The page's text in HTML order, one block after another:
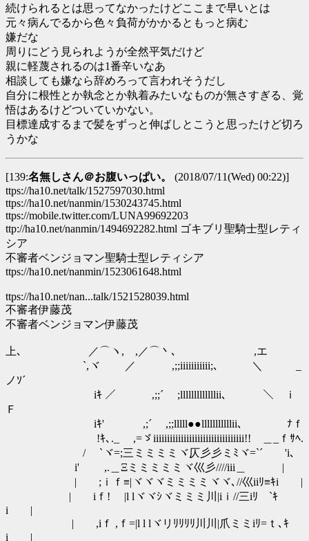
続けられるとは思ってなかったけどここまで早いとは
元々病んでるから色々負荷がかかるともっと病む
嫌だな
周りにどう見られようが全然平気だけど
親に軽蔑されるのは1番辛いなあ
相談しても嫌なら辞めろって言われそうだし
自分に根性とか執念とか執着みたいなものが無さすぎる、覚
悟はあるけどついていかない。
目標達成するまで髪をずっと伸ばしとこうと思ったけど切ろ
うかな
[139:名無しさん＠お腹いっぱい。 (2018/07/11(Wed) 00:22)]
ttps://ha10.net/talk/1527597030.html
ttps://ha10.net/nanmin/1530243745.html
ttps://mobile.twitter.com/LUNA99692203
ttp://ha10.net/nanmin/1494692282.html ゴキブリ聖騎士型レティ
シア
不審者ベンジョマン聖騎士型レティシア
ttps://ha10.net/nanmin/1523061648.html
ttps://ha10.net/nan...talk/1521528039.html
不審者伊藤茂
不審者ベンジョマン伊藤茂
上､ ／⌒ヽ, ,／⌒丶､ ,エ
`,ヾ ／ ,;;iiiiiiiiiii;､ ＼ _
ノｿ´
iｷ ／ ,;;´ ;lllllllllllllii､ ＼ ｉ
Ｆ
iｷ' ,;´ ,;;lllll●●lllllllllllii､ ﾅｆ
!ｷ､._ ,=ゞiiiiiiiiiiiiiiiiiiiiiiiiiiiiiiiii!! ＿_ｆｻﾍ.
/ `ヾ=;三ミミミミヾ仄彡彡ミﾐヾ=`´ 'i､
i' ,.＿Ξミミミミミヾ巛彡////iii＿ |
| ;ｉｆ≡|ヾヾヾミミミミヾヾ､//巛iiﾘ≡ｷi |
| iｆ! |l lヾヾｼヾミミミ川|iｉ//三iﾘ `ｷ
i |
| ,iｆ ,ｆ=|l l lヾリﾘﾘﾘﾘ川川|爪ミミiﾘ=ｔ､ｷ
i |